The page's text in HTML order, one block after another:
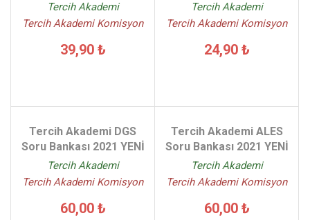
Tercih Akademi
Tercih Akademi Komisyon
39,90 ₺
Tercih Akademi
Tercih Akademi Komisyon
24,90 ₺
Tercih Akademi DGS
Soru Bankası 2021 YENİ
Tercih Akademi
Tercih Akademi Komisyon
60,00 ₺
Tercih Akademi ALES
Soru Bankası 2021 YENİ
Tercih Akademi
Tercih Akademi Komisyon
60,00 ₺